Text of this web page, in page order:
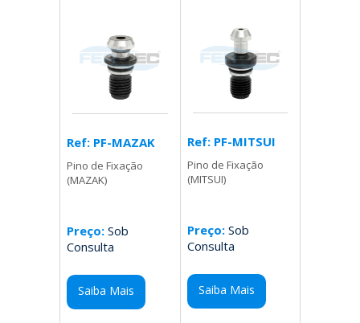
Ref: PF-MAZAK
Pino de Fixação
(MAZAK)
Preço: Sob
Consulta
Saiba Mais
Ref: PF-MITSUI
Pino de Fixação
(MITSUI)
Preço:Sob
Consulta
Saiba Mais